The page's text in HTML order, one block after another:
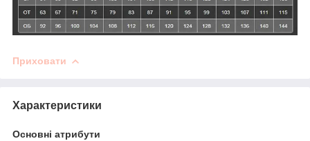
Приховати
Характеристики
Основні атрибути